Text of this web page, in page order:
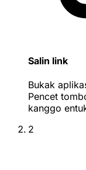
Salin link
Bukak
Pencet
kanggo
2